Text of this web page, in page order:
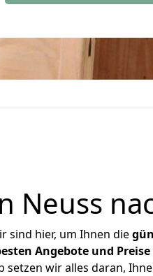
Neuss
sind hier, um Ihnen die
Angebote und Preise
wir alles daran,